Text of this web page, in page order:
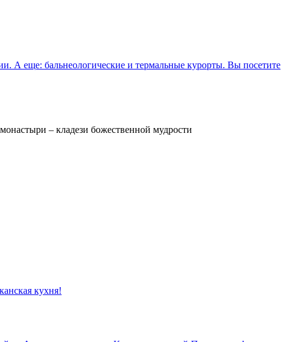
А еще: бальнеологические и термальные курорты. Вы посетите
– кладези божественной мудрости
кухня!